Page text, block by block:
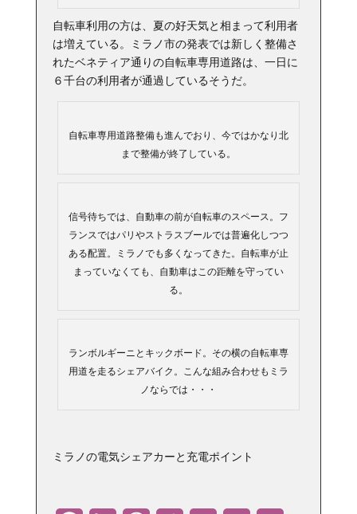
自転車利用の方は、夏の好天気と相まって利用者
は増えている。ミラノ市の発表では新しく整備さ
れたベネティア通りの自転車専用道路は、一日に
６千台の利用者が通過しているそうだ。
自転車専用道路整備も進んでおり、今ではかなり北
まで整備が終了している。
信号待ちでは、自動車の前が自転車のスペース。フ
ランスではパリやストラスブールでは普遍化しつつ
ある配置。ミラノでも多くなってきた。自転車が止
まっていなくても、自動車はこの距離を守ってい
る。
ランボルギーニとキックボード。その横の自転車専
用道を走るシェアバイク。こんな組み合わせもミラ
ノならでは・・・
ミラノの電気シェアカーと充電ポイント